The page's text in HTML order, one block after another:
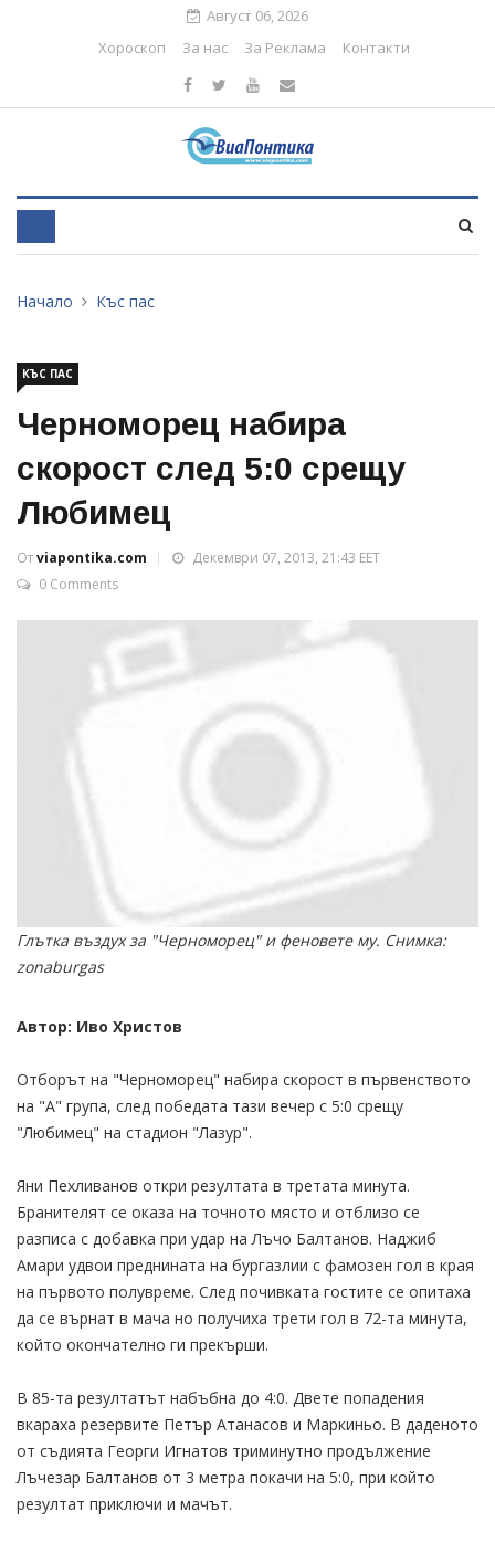
Август 06, 2026
Хороскоп
За нас За Реклама Контакти
Начало Къс пас
КЪС ПАС
Черноморец набира
скорост след 5:0 срещу
Любимец
Отviapontika.com
Декември 07, 2013, 21:43 EET
0 Comments
Глътка въздух за "Черноморец" и феновете му. Снимка:
zonaburgas
Автор: Иво Христов
Отборът на "Черноморец" набира скорост в първенството
на "А" група, след победата тази вечер с 5:0 срещу
"Любимец" на стадион "Лазур".
Яни Пехливанов откри резултата в третата минута.
Бранителят се оказа на точното място и отблизо се
разписа с добавка при удар на Лъчо Балтанов. Наджиб
Амари удвои преднината на бургазлии с фамозен гол в края
на първото полувреме. След почивката гостите се опитаха
да се върнат в мача но получиха трети гол в 72-та минута,
който окончателно ги прекърши.
В 85-та резултатът набъбна до 4:0. Двете попадения
вкараха резервите Петър Атанасов и Маркиньо. В даденото
от съдията Георги Игнатов триминутно продължение
Лъчезар Балтанов от 3 метра покачи на 5:0, при който
резултат приключи и мачът.